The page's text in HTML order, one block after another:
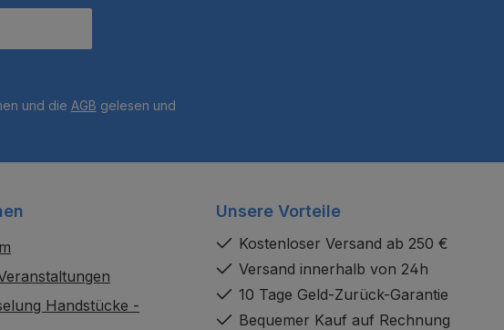
und die AGB gelesen und
Handstücke -
Unsere Vorteile
Kostenloser Versand ab 250 €
Versand innerhalb von 24h
10 Tage Geld-Zurück-Garantie
Bequemer Kauf auf Rechnung